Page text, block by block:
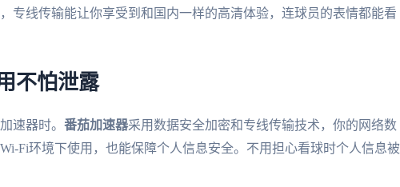
专线传输能让你享受到和国内一样的高清体验，连球员的表情都能看
不怕泄露
速器时。 番茄加速器采用数据安全加密和专线传输技术，你的网络数
Fi环境下使用，也能保障个人信息安全。不用担心看球时个人信息被